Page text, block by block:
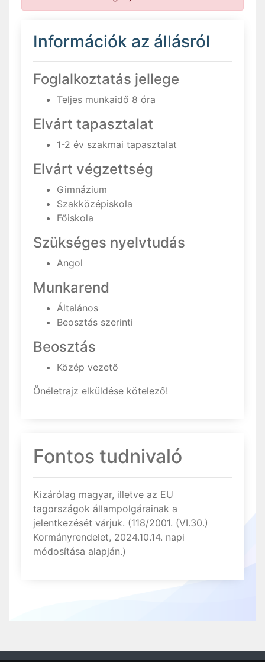
Információk az állásról
Foglalkoztatás jellege
Teljes munkaidő 8 óra
Elvárt tapasztalat
1-2 év szakmai tapasztalat
Elvárt végzettség
Gimnázium
Szakközépiskola
Főiskola
Szükséges nyelvtudás
Angol
Munkarend
Általános
Beosztás szerinti
Beosztás
Közép vezető
Önéletrajz elküldése kötelező!
Fontos tudnivaló
Kizárólag magyar, illetve az EU
tagországok állampolgárainak a
jelentkezését várjuk. (118/2001. (VI.30.)
Kormányrendelet, 2024.10.14. napi
módosítása alapján.)